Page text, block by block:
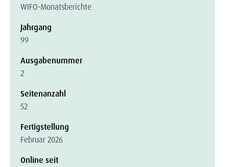
WIFO-Monatsberichte
Jahrgang
99
Ausgabenummer
2
Seitenanzahl
52
Fertigstellung
Februar 2026
Online seit